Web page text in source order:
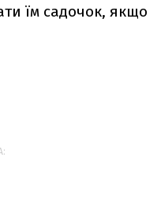
їм садочок, якщо